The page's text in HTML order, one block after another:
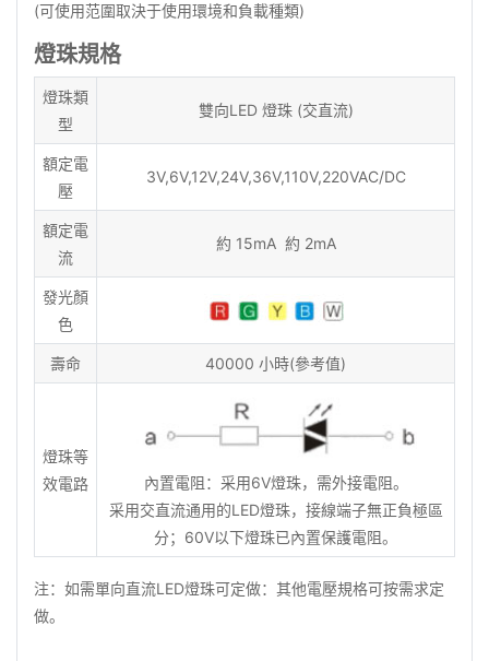
(可使用范圍取決于使用環境和負載種類)
燈珠規格
燈珠類
型
雙向LED 燈珠 (交直流)
額定電
壓
3V,6V,12V,24V,36V,110V,220VAC/DC
額定電
流
約 15mA 約 2mA
發光顏
色
壽命 40000 小時(參考值)
燈珠等
效電路
內置電阻：采用6V燈珠，需外接電阻。
采用交直流通用的LED燈珠，接線端子無正負極區
分；60V以下燈珠已內置保護電阻。
注：如需單向直流LED燈珠可定做：其他電壓規格可按需求定
做。